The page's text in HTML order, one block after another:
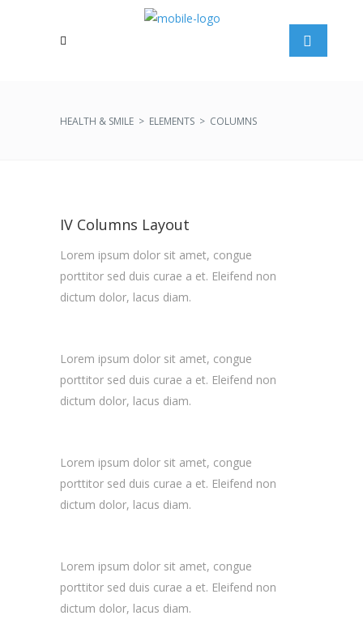
HEALTH & SMILE > ELEMENTS > COLUMNS
IV Columns Layout
Lorem ipsum dolor sit amet, congue
porttitor sed duis curae a et. Eleifend non
dictum dolor, lacus diam.
Lorem ipsum dolor sit amet, congue
porttitor sed duis curae a et. Eleifend non
dictum dolor, lacus diam.
Lorem ipsum dolor sit amet, congue
porttitor sed duis curae a et. Eleifend non
dictum dolor, lacus diam.
Lorem ipsum dolor sit amet, congue
porttitor sed duis curae a et. Eleifend non
dictum dolor, lacus diam.